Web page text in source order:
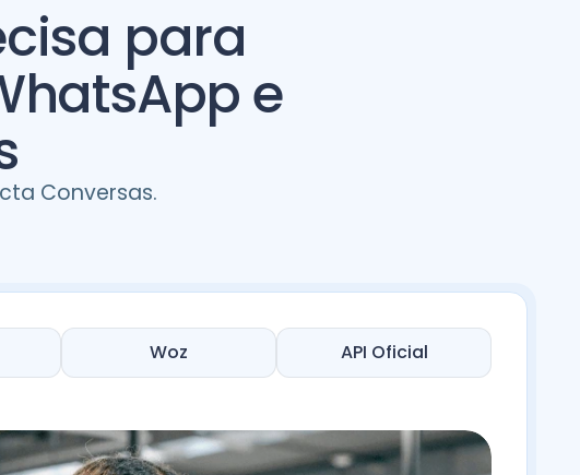
para
e
Conversas.
Woz API Oficial